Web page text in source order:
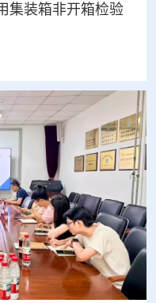
集装箱非开箱检验